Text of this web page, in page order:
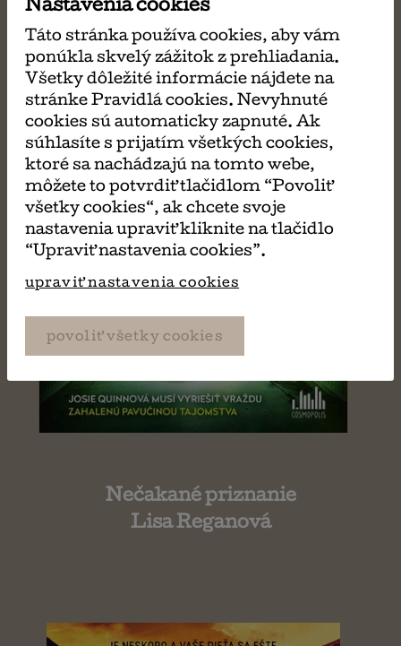
Nečakané priznanie
Lisa Reganová
Nastavenia cookies
Táto stránka používa cookies, aby vám
ponúkla skvelý zážitok z prehliadania.
Všetky dôležité informácie nájdete na
stránke Pravidlá cookies. Nevyhnuté
cookies sú automaticky zapnuté. Ak
súhlasíte s prijatím všetkých cookies,
ktoré sa nachádzajú na tomto webe,
môžete to potvrdiť tlačidlom “Povoliť
všetky cookies“, ak chcete svoje
nastavenia upraviť kliknite na tlačidlo
“Upraviť nastavenia cookies”.
upraviť nastavenia cookies
povoliť všetky cookies